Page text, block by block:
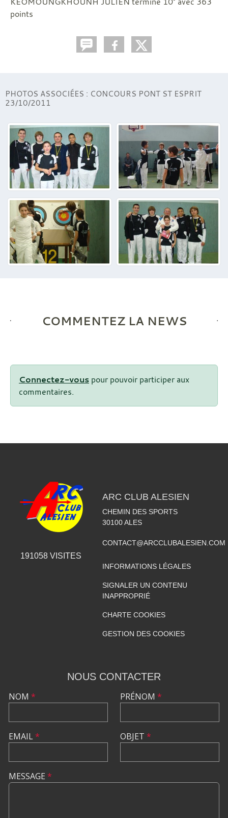
points
PHOTOS ASSOCIÉES : CONCOURS PONT ST ESPRIT
23/10/2011
COMMENTEZ LA NEWS
Connectez-vous pour pouvoir participer aux
commentaires.
191058 VISITES
ARC CLUB ALESIEN
CHEMIN DES SPORTS
30100 ALES
CONTACT@ARCCLUBALESIEN.COM
INFORMATIONS LÉGALES
SIGNALER UN CONTENU
INAPPROPRIÉ
CHARTE COOKIES
GESTION DES COOKIES
NOUS CONTACTER
NOM *
EMAIL*
PRÉNOM *
OBJET *
MESSAGE *